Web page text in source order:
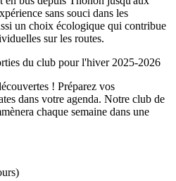
sans souci dans les
un choix écologique qui contribue
sur les routes.
du club pour l'hiver 2025-2026
! Préparez vos
dans votre agenda. Notre club de
chaque semaine dans une